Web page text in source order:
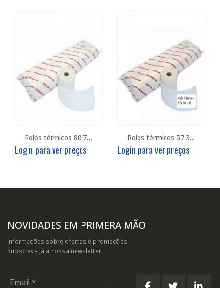
Rolos térmicos 80.70.11 – Emb. c/10
Login para ver preços
Rolos térmicos 57.30.11 – Emb. c/10
Login para ver preços
NOVIDADES EM PRIMERA MÃO
Informações sobre ofertas e promoções
Subscreva já a nossa newsletter.
Email *